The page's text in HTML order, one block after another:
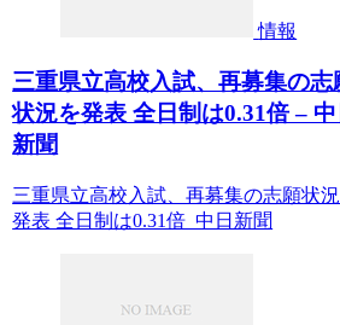
情報
三重県立高校入試、再募集の志
状況を発表 全日制は0.31倍 – 中
新聞
三重県立高校入試、再募集の志願状
発表 全日制は0.31倍 中日新聞